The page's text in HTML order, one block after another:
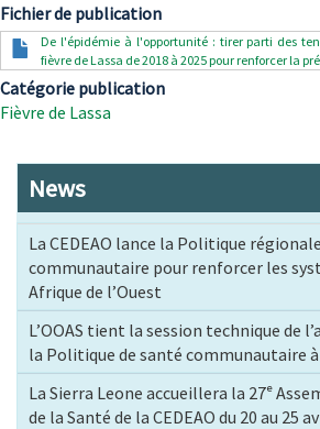
Fichier de publication
DocumentDe l'épidémie à l'opportunité : tirer parti des
fièvre de Lassa de 2018 à 2025 pour renforcer la
Catégorie publication
Fièvre de Lassa
News
La CEDEAO lance la Politique
communautaire pour renforcer les
Afrique de l’Ouest
L’OOAS tient la session technique de
la Politique de santé communautaire
La Sierra Leone accueillera la 27ᵉ
de la Santé de la CEDEAO du 20 au 25